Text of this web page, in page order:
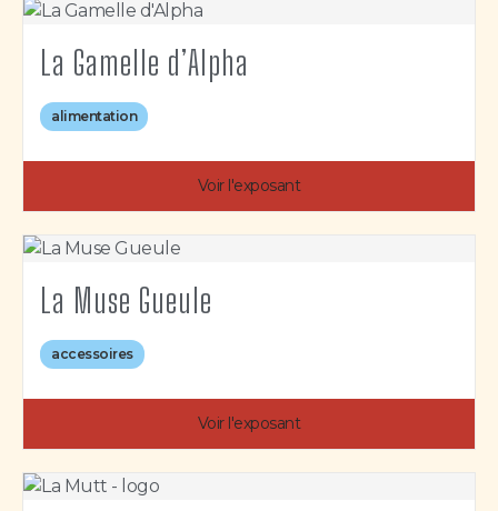
La Gamelle d’Alpha
alimentation
Voir l'exposant
La Muse Gueule
accessoires
Voir l'exposant